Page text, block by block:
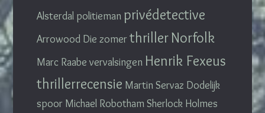
Alsterdal politieman privédetective
Arrowood Die zomerthrillerNorfolk
Marc Raabe vervalsingen Henrik Fexeus
thrillerrecensie Martin Servaz Dodelijk
spoor Michael RobothamSherlock Holmes